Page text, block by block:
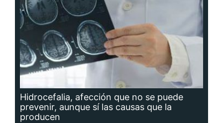
Hidrocefalia, afección que no se puede
prevenir, aunque sí las causas que la
producen